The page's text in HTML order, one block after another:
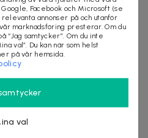
personal"
att ha den kvar"
Facebook och Microsoft (se
annonser på och utanför
marknadsföring presterar. Om du
“Jag samtycker”. Om du inte
val”. Du kan när som helst
på vår hemsida.
val